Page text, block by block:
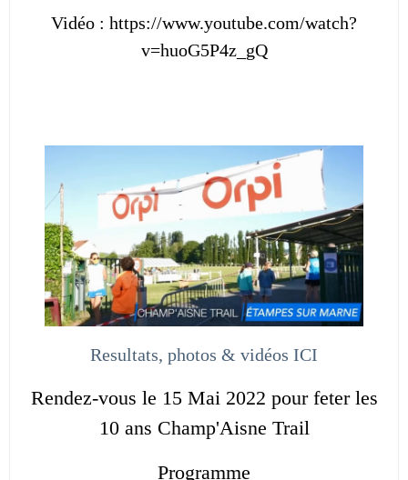
Vidéo : https://www.youtube.com/watch?
v=huoG5P4z_gQ
Resultats, photos & vidéos ICI
Rendez-vous le 15 Mai 2022 pour feter les
10 ans Champ'Aisne Trail
Programme